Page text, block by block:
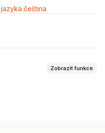
čeština
Zobrazit funkce